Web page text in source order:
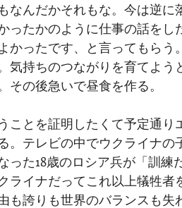
なんだかそれもな。今は逆
ったかのように仕事の話を
かったです、と言ってもら
気持ちのつながりを育てよ
その後急いで昼食を作る。
ことを証明したくて予定通
。テレビの中でウクライナ
った18歳のロシア兵が「訓練
ライナだってこれ以上犠牲
も誇りも世界のバランスも